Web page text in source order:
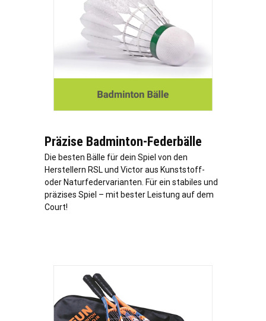
Präzise Badminton-Federbälle
Die besten Bälle für dein Spiel von den
Herstellern RSL und Victor aus Kunststoff-
oder Naturfedervarianten. Für ein stabiles und
präzises Spiel – mit bester Leistung auf dem
Court!